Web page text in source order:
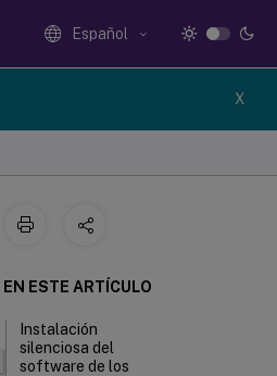
Español
X
EN ESTE ARTÍCULO
Instalación
silenciosa del
software de los